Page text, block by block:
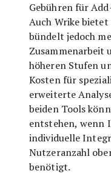
Gebühren für
Auch Wrike
bündelt jedoch
Zusammenarbeit
höheren Stufen
Kosten für
erweiterte
beiden Tools
entstehen, wenn
individuelle
Nutzeranzahl
benötigt.